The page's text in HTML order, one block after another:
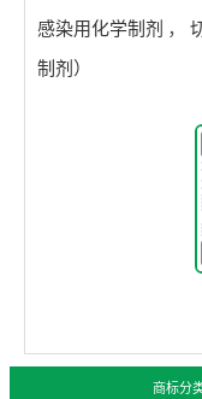
感染用化学制剂 ，
制剂）
商标分